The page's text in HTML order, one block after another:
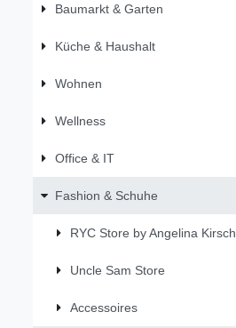
Baumarkt & Garten
Küche & Haushalt
Wohnen
Wellness
Office & IT
Fashion & Schuhe
RYC Store by Angelina Kirsch
Uncle Sam Store
Accessoires